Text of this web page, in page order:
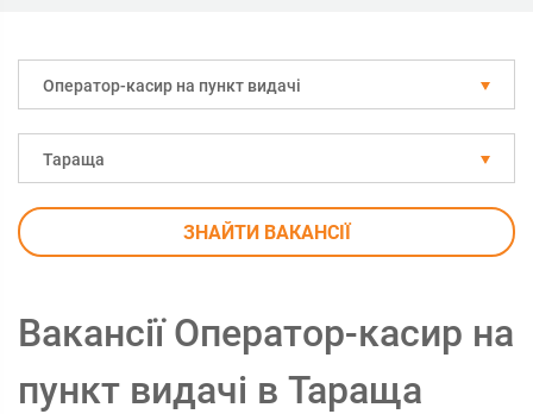
Оператор-касир на пункт видачі
Тараща
ЗНАЙТИ ВАКАНСІЇ
Вакансії Оператор-касир на
пункт видачі в Тараща